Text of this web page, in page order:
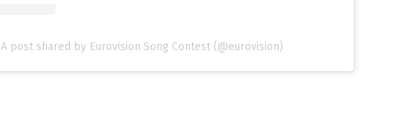
A post shared by Eurovision Song Contest (@eurovision)